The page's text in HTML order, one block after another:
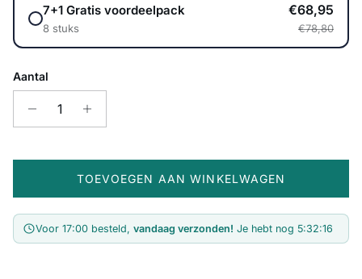
7+1 Gratis voordeelpack
8 stuks
€68,95
€78,80
Aantal
TOEVOEGEN AAN WINKELWAGEN
Voor 17:00 besteld,vandaag verzonden! Je hebt nog 5:32:16